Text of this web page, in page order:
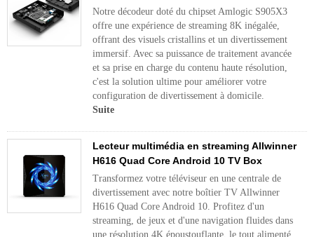
Notre décodeur doté du chipset Amlogic S905X3
offre une expérience de streaming 8K inégalée,
offrant des visuels cristallins et un divertissement
immersif. Avec sa puissance de traitement avancée
et sa prise en charge du contenu haute résolution,
c'est la solution ultime pour améliorer votre
configuration de divertissement à domicile.
Suite
Lecteur multimédia en streaming Allwinner
H616 Quad Core Android 10 TV Box
Transformez votre téléviseur en une centrale de
divertissement avec notre boîtier TV Allwinner
H616 Quad Core Android 10. Profitez d'un
streaming, de jeux et d'une navigation fluides dans
une résolution 4K époustouflante, le tout alimenté